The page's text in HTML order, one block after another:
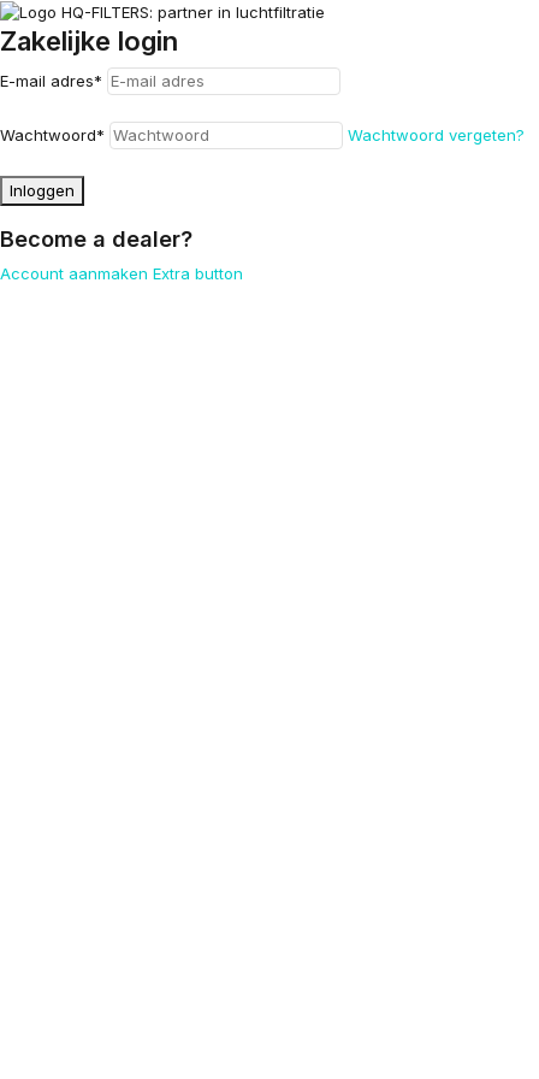
Zakelijke login
E-mail adres*
Wachtwoord* Wachtwoord vergeten?
Inloggen
Become a dealer?
Account aanmaken Extra button